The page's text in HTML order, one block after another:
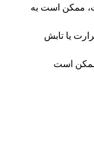
ممکن است به
یا تابش
ممکن است